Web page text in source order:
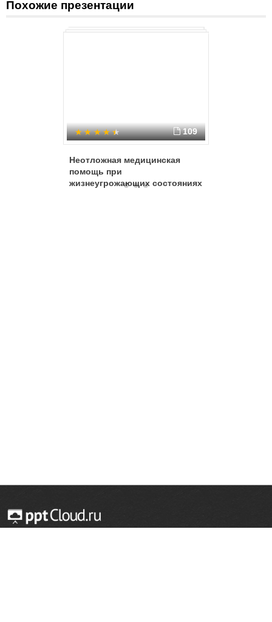
Похожие презентации
109
Неотложная медицинская
помощь при
жизнеугрожающих состояниях